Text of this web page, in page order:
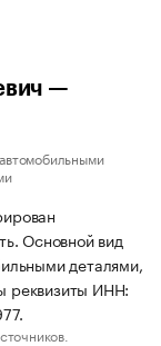
—
Основной вид
деталями,
реквизиты ИНН: